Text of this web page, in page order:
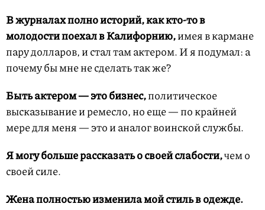
В журналах полно историй, как кто-то в
молодости поехал в Калифорнию,имея в кармане
пару долларов, и стал там актером. И я подумал: а
почему бы мне не сделать так же?
Быть актером — это бизнес,политическое
высказывание и ремесло, но еще — по крайней
мере для меня — это и аналог воинской службы.
Я могу больше рассказать о своей слабости,чем о
своей силе.
Жена полностью изменила мой стиль в одежде.